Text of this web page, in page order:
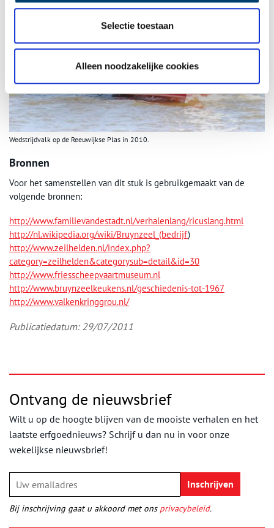
Selectie toestaan
Alleen noodzakelijke cookies
Wedstrijdvalk op de Reeuwijkse Plas in 2010.
Bronnen
Voor het samenstellen van dit stuk is gebruikgemaakt van de
volgende bronnen:
http://www.familievandestadt.nl/verhalenlang/ricuslang.html
http://nl.wikipedia.org/wiki/Bruynzeel_(bedrijf)
http://www.zeilhelden.nl/index.php?
category=zeilhelden&categorysub=detail&id=30
http://www.friesscheepvaartmuseum.nl
http://www.bruynzeelkeukens.nl/geschiedenis-tot-1967
http://www.valkenkringgrou.nl/
Publicatiedatum: 29/07/2011
Ontvang de nieuwsbrief
Wilt u op de hoogte blijven van de mooiste verhalen en het
laatste erfgoednieuws? Schrijf u dan nu in voor onze
wekelijkse nieuwsbrief!
Bij inschrijving gaat u akkoord met ons privacybeleid.